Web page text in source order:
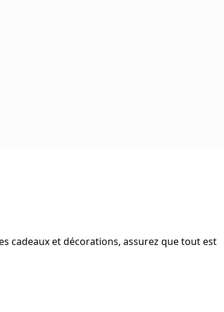
cadeaux et décorations, assurez que tout est